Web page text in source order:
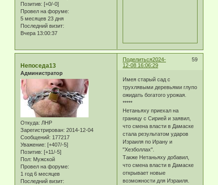
Позитив: [+0/-0]
Провел на форуме:
5 месяцев 23 дня
Последний визит:
Вчера 13:00:37
Поделиться 59
2024-
12-08 16:06:29
Непоседа13
Администратор
Откуда: ЛНР
Зарегистрирован: 2014-12-04
Сообщений: 177217
Уважение: [+407/-5]
Позитив: [+11/-5]
Пол: Мужской
Провел на форуме:
1 год 6 месяцев
Последний визит:
Имея старый сад с
трухлявыми деревьями глупо
ожидать богатого урожая.
*****
Нетаньяху приехал на
границу с Сирией и заявил,
что смена власти в Дамаске
стала результатом ударов
Израиля по Ирану и
"Хезболлах".
Также Нетаньяху добавил,
что смена власти в Дамаске
открывает новые
возможности для Израиля.